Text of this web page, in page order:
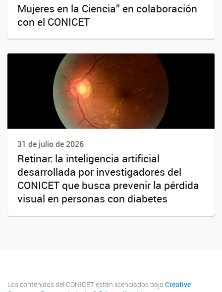
Mujeres en la Ciencia” en colaboración
con el CONICET
31 de julio de 2026
Retinar: la inteligencia artificial
desarrollada por investigadores del
CONICET que busca prevenir la pérdida
visual en personas con diabetes
Los contenidos del CONICET están licenciados bajo Creative